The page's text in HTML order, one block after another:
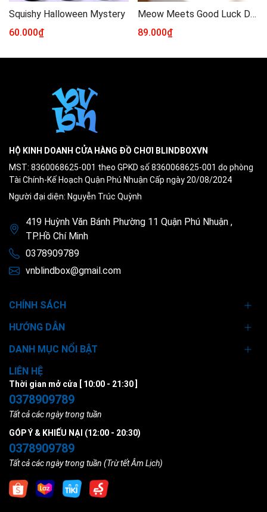
Squishy Halloween Mystery
60.000₫
Meow Meets Good Luck Dây Đeo Điện Thoại Ver3
89.000₫
HỘ KINH DOANH CỬA HÀNG ĐỒ CHƠI BLINDBOXVN
MST: 8360068625-001 theo GPKD số 8360068625-001 do phòng
Tài Chính-Kế Hoạch Quận Phú Nhuận Cấp ngày 20/08/2024
Người đại diện: Nguyễn Trúc Quỳnh
419 Huỳnh Văn Bánh Phường 11 Quận Phú Nhuận ,
TP.Hồ Chí Minh
0378909789
vnblindbox@gmail.com
CHÍNH SÁCH
HƯỚNG DẪN
DANH MỤC NỔI BẬT
LIÊN HỆ
Thời gian mở cửa [ 10:00 - 21:30 ]
0378909789
Tất cả các ngày trong tuần
GÓP Ý & KHIẾU NẠI (12:00 - 20:30)
0378909789
Tất cả các ngày trong tuần (Trừ tết Âm Lịch)